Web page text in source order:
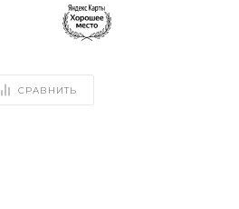
СРАВНИТЬ